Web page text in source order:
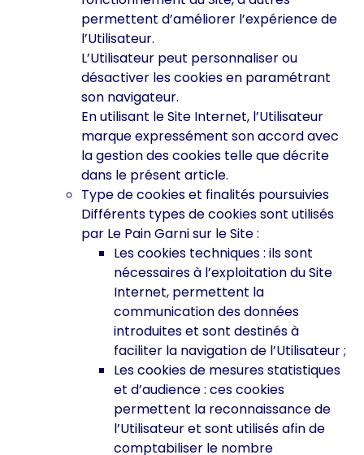
permettent d’améliorer l’expérience de
l’Utilisateur.
L’Utilisateur peut personnaliser ou
désactiver les cookies en paramétrant
son navigateur.
En utilisant le Site Internet, l’Utilisateur
marque expressément son accord avec
la gestion des cookies telle que décrite
dans le présent article.
Type de cookies et finalités poursuivies
Différents types de cookies sont utilisés
par Le Pain Garni sur le Site :
Les cookies techniques : ils sont
nécessaires à l’exploitation du Site
Internet, permettent la
communication des données
introduites et sont destinés à
faciliter la navigation de l’Utilisateur ;
Les cookies de mesures statistiques
et d’audience : ces cookies
permettent la reconnaissance de
l’Utilisateur et sont utilisés afin de
comptabiliser le nombre